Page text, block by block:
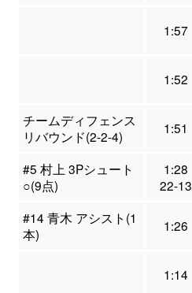
1:57
1:52
チームディフェンス
リバウンド(2-2-4)
1:51
#5 村上 3Pシュート
○(9点)
1:28
22-13
#14 青木 アシスト(1
本)
1:26
1:14